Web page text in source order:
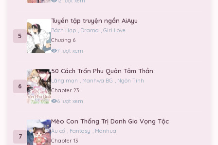
5
Tuyển tập truyện ngắn AiAyu
Bách Hợp Drama
Girl Love
Chương 6
7 lượt xem
6
50 Cách Trốn Phu Quân Tâm Thần
Lãng mạn Manhwa BG
Ngôn Tình
Chapter 23
6 lượt xem
7
Mèo Con Thống Trị Danh Gia Vọng Tộc
Âu cổ Fantasy
Manhua
Chapter 13